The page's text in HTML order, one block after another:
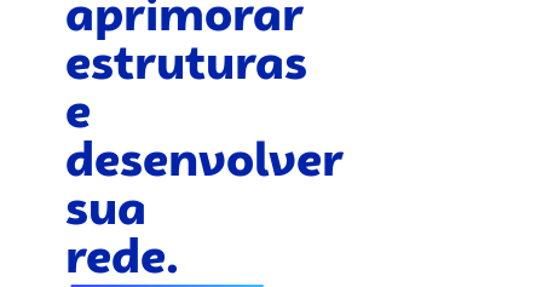
aprimorar
estruturas
e
desenvolver
sua
rede.